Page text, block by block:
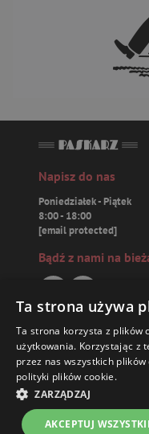
Napisz do nas
Poniedziałek - Piątek
8:00 - 18:00
[email protected]
Bądź z nami na
Paskarz.pl
Zamówienia
Książki
Ta strona używa
Ta strona korzysta z plików
użytkowania. Korzystając z
przez nas wszystkich
polityki plików cookie.
ZARZĄDZAJ
AKCEPTUJ